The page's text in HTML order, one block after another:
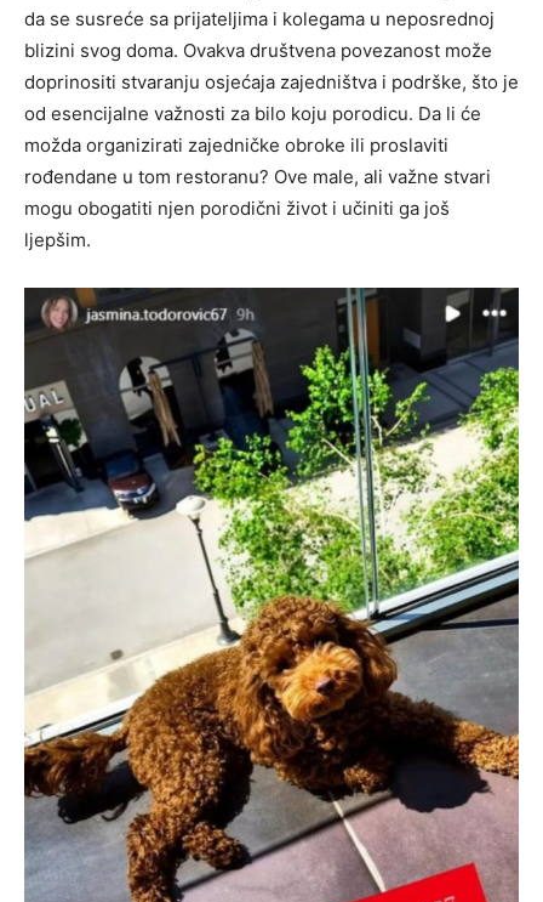
da se susreće sa prijateljima i kolegama u neposrednoj
blizini svog doma. Ovakva društvena povezanost može
doprinositi stvaranju osjećaja zajedništva i podrške, što je
od esencijalne važnosti za bilo koju porodicu. Da li će
možda organizirati zajedničke obroke ili proslaviti
rođendane u tom restoranu? Ove male, ali važne stvari
mogu obogatiti njen porodični život i učiniti ga još
ljepšim.